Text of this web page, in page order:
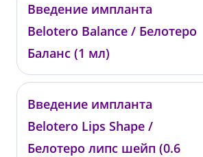
00814
от 28 500 ₽
Введение импланта
Belotero Balance / Белотеро
Баланс (1 мл)
00729
от 26 900 ₽
Введение импланта
Belotero Lips Shape /
Белотеро липс шейп (0.6